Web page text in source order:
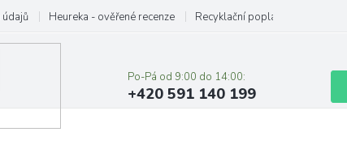
údajů Heureka - ověřené recenze Recyklační poplatky
Po-Pá od 9:00 do 14:00:
+420 591 140 199